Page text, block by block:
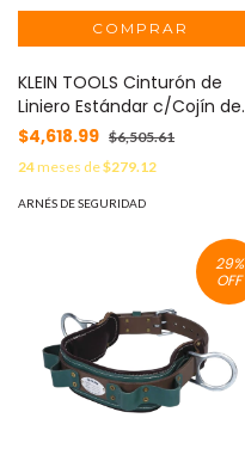
KLEIN TOOLS Cinturón de
Liniero Estándar c/Cojín de
Oscaria / Talla 48. MOD:
$4,618.99 $6,505.61
24meses de$279.12
ARNÉS DE SEGURIDAD
29%
OFF